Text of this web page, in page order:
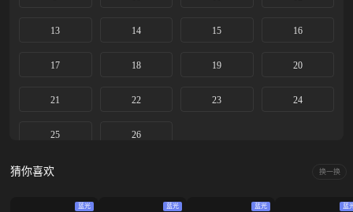
13 14 15 16
17 18 19 20
21 22 23 24
25 26
猜你喜欢 换一换
蓝光 蓝光 蓝光 蓝